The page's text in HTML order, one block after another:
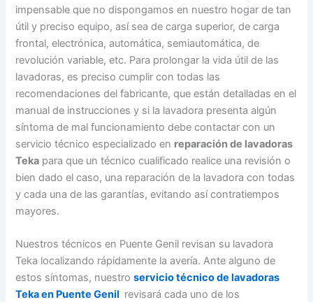
impensable que no dispongamos en nuestro hogar de tan
útil y preciso equipo, así sea de carga superior, de carga
frontal, electrónica, automática, semiautomática, de
revolución variable, etc. Para prolongar la vida útil de las
lavadoras, es preciso cumplir con todas las
recomendaciones del fabricante, que están detalladas en el
manual de instrucciones y si la lavadora presenta algún
síntoma de mal funcionamiento debe contactar con un
servicio técnico especializado en reparación de lavadoras
Teka para que un técnico cualificado realice una revisión o
bien dado el caso, una reparación de la lavadora con todas
y cada una de las garantías, evitando así contratiempos
mayores.
Nuestros técnicos en Puente Genil revisan su lavadora
Teka localizando rápidamente la avería. Ante alguno de
estos síntomas, nuestroservicio técnico de lavadoras
Teka en Puente Genil revisará cada uno de los